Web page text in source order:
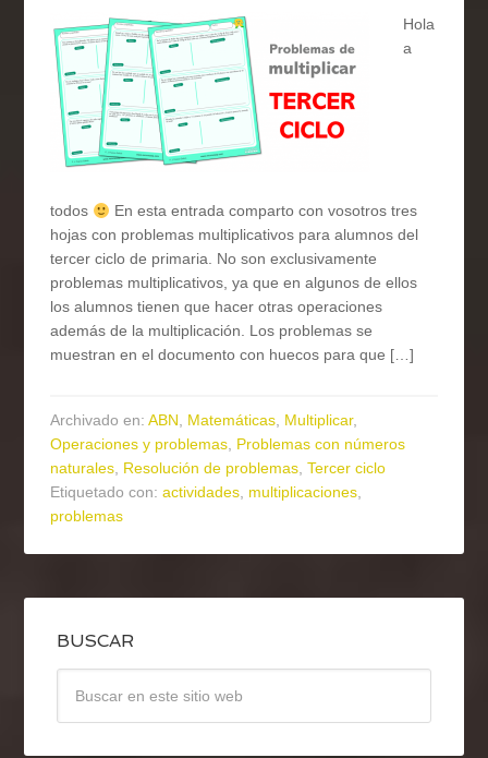
Hola
a
todos
En esta entrada comparto con vosotros tres
hojas con problemas multiplicativos para alumnos del
tercer ciclo de primaria. No son exclusivamente
problemas multiplicativos, ya que en algunos de ellos
los alumnos tienen que hacer otras operaciones
además de la multiplicación. Los problemas se
muestran en el documento con huecos para que […]
Archivado en:ABN, Matemáticas, Multiplicar,
Operaciones y problemas, Problemas con números
naturales, Resolución de problemas,Tercer ciclo
Etiquetado con:actividades, multiplicaciones,
problemas
BUSCAR